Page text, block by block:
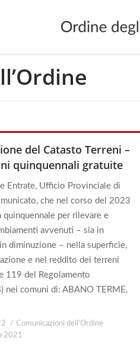
del Catasto Terreni –
quinquennali gratuite
Entrate, Ufficio Provinciale di
che nel corso del 2023
quinquennale per rilevare e
avvenuti – sia in
diminuzione – nella superficie,
e nel reddito dei terreni
119 del Regolamento
nei comuni di: ABANO TERME,
Comunicazioni dell'Ordine
2021